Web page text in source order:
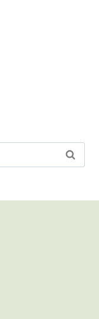
Cerca